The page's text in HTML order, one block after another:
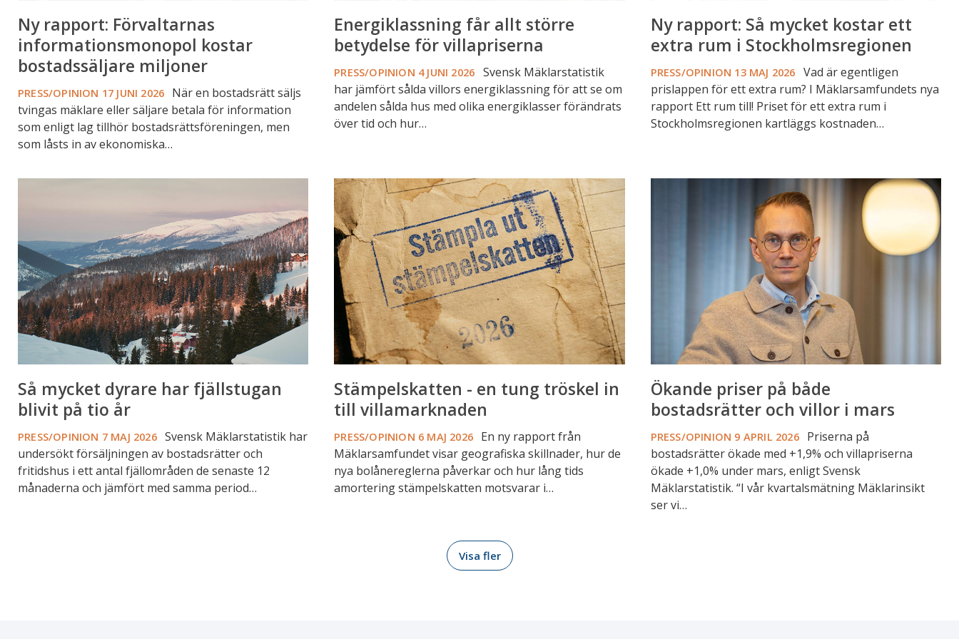
Ny rapport: Förvaltarnas
informationsmonopol kostar
bostadssäljare miljoner
PRESS/OPINION 17 JUNI 2026 När en bostadsrätt säljs
tvingas mäklare eller säljare betala för information
som enligt lag tillhör bostadsrättsföreningen, men
som låsts in av ekonomiska…
Energiklassning får allt större
betydelse för villapriserna
PRESS/OPINION 4 JUNI 2026 Svensk Mäklarstatistik
har jämfört sålda villors energiklassning för att se om
andelen sålda hus med olika energiklasser förändrats
över tid och hur…
Ny rapport: Så mycket kostar ett
extra rum i Stockholmsregionen
PRESS/OPINION 13 MAJ 2026 Vad är egentligen
prislappen för ett extra rum? I Mäklarsamfundets nya
rapport Ett rum till! Priset för ett extra rum i
Stockholmsregionen kartläggs kostnaden…
fjällstugan
blivit
på
tio
Så mycket dyrare har fjällstugan
blivit på tio år
PRESS/OPINION 7 MAJ 2026 Svensk Mäklarstatistik har
undersökt försäljningen av bostadsrätter och
fritidshus i ett antal fjällområden de senaste 12
månaderna och jämfört med samma period…
en
tung
tröskel
villamarknaden
Stämpelskatten - en tung tröskel in
till villamarknaden
PRESS/OPINION 6 MAJ 2026 En ny rapport från
Mäklarsamfundet visar geografiska skillnader, hur de
nya bolånereglerna påverkar och hur lång tids
amortering stämpelskatten motsvarar i…
Ökande priser på både
bostadsrätter och villor i mars
PRESS/OPINION 9 APRIL 2026 Priserna på
bostadsrätter ökade med +1,9% och villapriserna
ökade +1,0% under mars, enligt Svensk
Mäklarstatistik. “I vår kvartalsmätning Mäklarinsikt
ser vi…
Visa fler